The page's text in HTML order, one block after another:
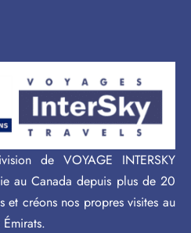
de VOYAGE INTERSKY
au Canada depuis plus de 20
et créons nos propres visites au